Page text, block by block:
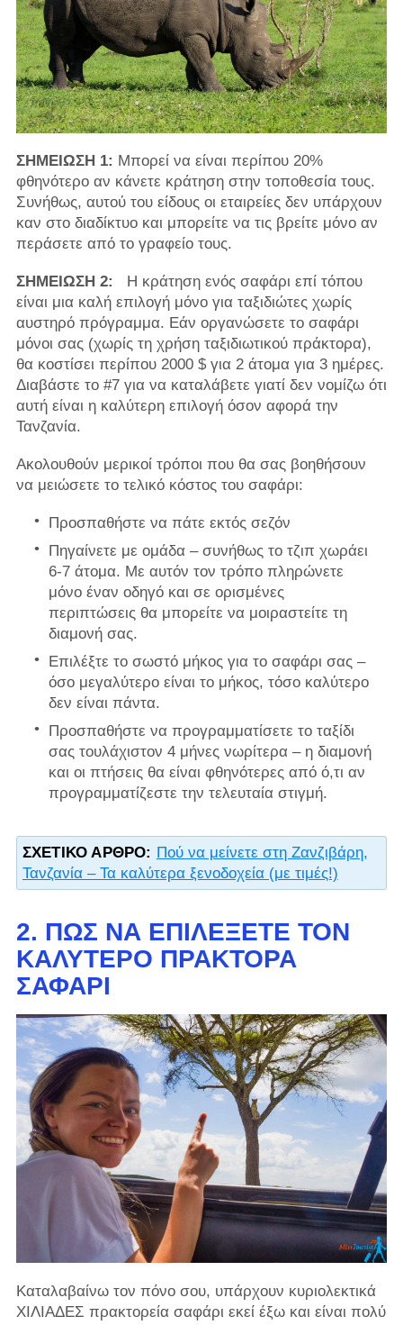
ΣΗΜΕΙΩΣΗ 1: Μπορεί να είναι περίπου 20%
φθηνότερο αν κάνετε κράτηση στην τοποθεσία τους.
Συνήθως, αυτού του είδους οι εταιρείες δεν υπάρχουν
καν στο διαδίκτυο και μπορείτε να τις βρείτε μόνο αν
περάσετε από το γραφείο τους.
ΣΗΜΕΙΩΣΗ 2: Η κράτηση ενός σαφάρι επί τόπου
είναι μια καλή επιλογή μόνο για ταξιδιώτες χωρίς
αυστηρό πρόγραμμα. Εάν οργανώσετε το σαφάρι
μόνοι σας (χωρίς τη χρήση ταξιδιωτικού πράκτορα),
θα κοστίσει περίπου 2000 $ για 2 άτομα για 3 ημέρες.
Διαβάστε το #7 για να καταλάβετε γιατί δεν νομίζω ότι
αυτή είναι η καλύτερη επιλογή όσον αφορά την
Τανζανία.
Ακολουθούν μερικοί τρόποι που θα σας βοηθήσουν
να μειώσετε το τελικό κόστος του σαφάρι:
Προσπαθήστε να πάτε εκτός σεζόν
Πηγαίνετε με ομάδα – συνήθως το τζιπ χωράει
6-7 άτομα. Με αυτόν τον τρόπο πληρώνετε
μόνο έναν οδηγό και σε ορισμένες
περιπτώσεις θα μπορείτε να μοιραστείτε τη
διαμονή σας.
Επιλέξτε το σωστό μήκος για το σαφάρι σας –
όσο μεγαλύτερο είναι το μήκος, τόσο καλύτερο
δεν είναι πάντα.
Προσπαθήστε να προγραμματίσετε το ταξίδι
σας τουλάχιστον 4 μήνες νωρίτερα – η διαμονή
και οι πτήσεις θα είναι φθηνότερες από ό,τι αν
προγραμματίζεστε την τελευταία στιγμή.
ΣΧΕΤΙΚΌ ΆΡΘΡΟ: Πού να μείνετε στη Ζανζιβάρη,
Τανζανία – Τα καλύτερα ξενοδοχεία (με τιμές!)
2. ΠΏΣ ΝΑ ΕΠΙΛΈΞΕΤΕ ΤΟΝ
ΚΑΛΎΤΕΡΟ ΠΡΆΚΤΟΡΑ
ΣΑΦΆΡΙ
Καταλαβαίνω τον πόνο σου, υπάρχουν κυριολεκτικά
ΧΙΛΙΑΔΕΣ πρακτορεία σαφάρι εκεί έξω και είναι πολύ